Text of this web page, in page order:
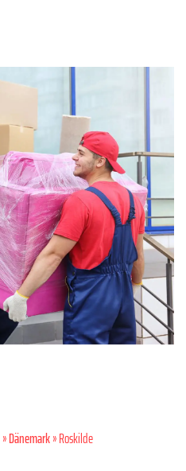
»Dänemark» Roskilde